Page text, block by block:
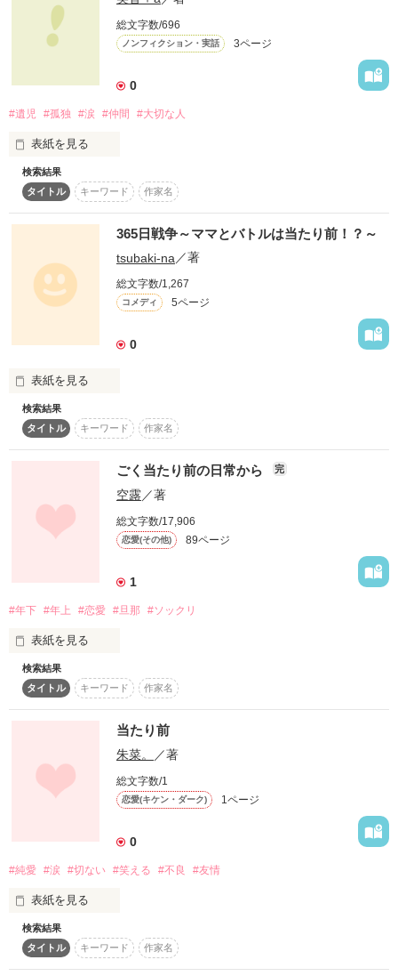
そんな言葉に乗せた思い。
ちょっと寂しい１ページ。
総文字数/696
ノンフィクション・実話 3ページ
0
#遺児 #孤独 #涙 #仲間 #大切な人
表紙を見る
もし。。あなたの親が忽然と居なくなったら、、どうします
か？
作品を読む
検索結果
タイトル
キーワード 作家名
365日戦争～ママとバトルは当たり前！？～
tsubaki-na／著
総文字数/1,267
コメディ 5ページ
0
表紙を見る
ママとバトルは当たり前なんでしょうか。
ママとバトルで果たして勝てるんでしょうか。
作品を読む
検索結果
タイトル
キーワード 作家名
ごく当たり前の日常から 完
空露／著
総文字数/17,906
恋愛(その他) 89ページ
1
#年下 #年上 #恋愛 #旦那 #ソックリ
表紙を見る
草壁由紀乃(くさかべ、ゆきの)４８歳。
最愛の夫…修也(しゅうや)さんを、
事故で亡くして、もう２年……。
そんな時、偶然に出逢った人は
修也さんにソックリな人だった…！？
その人に、思わず声をかけてしまった私…。
【揺れ動く、由紀乃の心をﾘｱﾙに描いた大人風味のlove･story】
検索結果
タイトル
キーワード 作家名
当たり前
朱菜。 ／著
総文字数/1
恋愛(キケン・ダーク) 1ページ
0
#純愛 #涙 #切ない #笑える #不良 #友情
表紙を見る
家に帰ったら家族が居ること。
三食ご飯が食べれること。
暖かな湯槽につかれること。
検索結果
タイトル
キーワード 作家名